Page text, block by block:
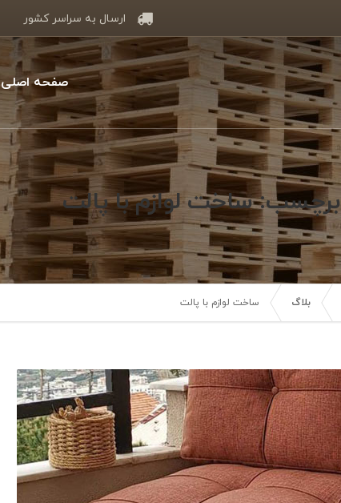
ارسال به سراسر کشور
صفحه اصلی
برچسب: ساخت لوازم با پالت
بلاگ ساخت لوازم با پالت